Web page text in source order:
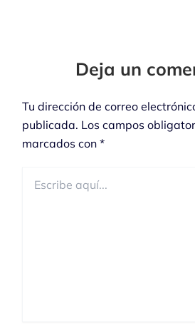
Deja un
Tu dirección de correo
publicada. Los campos
marcados con *
aquí...